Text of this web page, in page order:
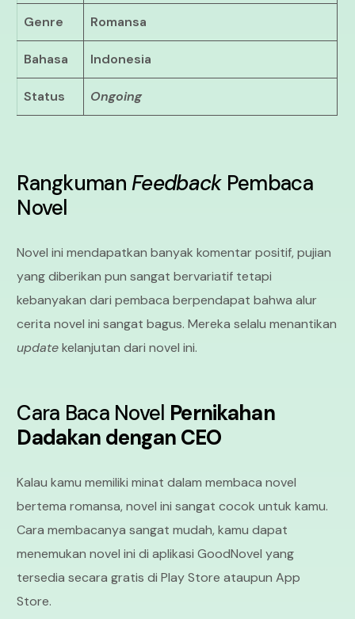
Genre Romansa
Bahasa Indonesia
Status Ongoing
RangkumanFeedback Pembaca
Novel
Novel ini mendapatkan banyak komentar positif, pujian
yang diberikan pun sangat bervariatif tetapi
kebanyakan dari pembaca berpendapat bahwa alur
cerita novel ini sangat bagus. Mereka selalu menantikan
updatekelanjutan dari novel ini.
Cara Baca Novel Pernikahan
Dadakan dengan CEO
Kalau kamu memiliki minat dalam membaca novel
bertema romansa, novel ini sangat cocok untuk kamu.
Cara membacanya sangat mudah, kamu dapat
menemukan novel ini di aplikasi GoodNovel yang
tersedia secara gratis di Play Store ataupun App
Store.